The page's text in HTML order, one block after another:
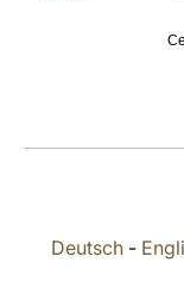
Deutsch-